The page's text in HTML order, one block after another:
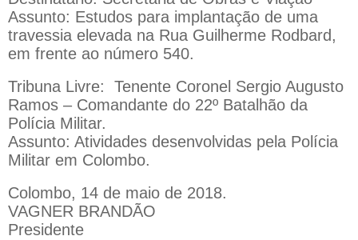
Assunto: Estudos para implantação de uma
travessia elevada na Rua Guilherme Rodbard,
em frente ao número 540.
Tribuna Livre:
Tenente Coronel Sergio Augusto
Ramos – Comandante do 22º Batalhão da
Polícia Militar.
Assunto: Atividades desenvolvidas pela Polícia
Militar em Colombo.
Colombo, 14 de maio de 2018.
VAGNER BRANDÃO
Presidente